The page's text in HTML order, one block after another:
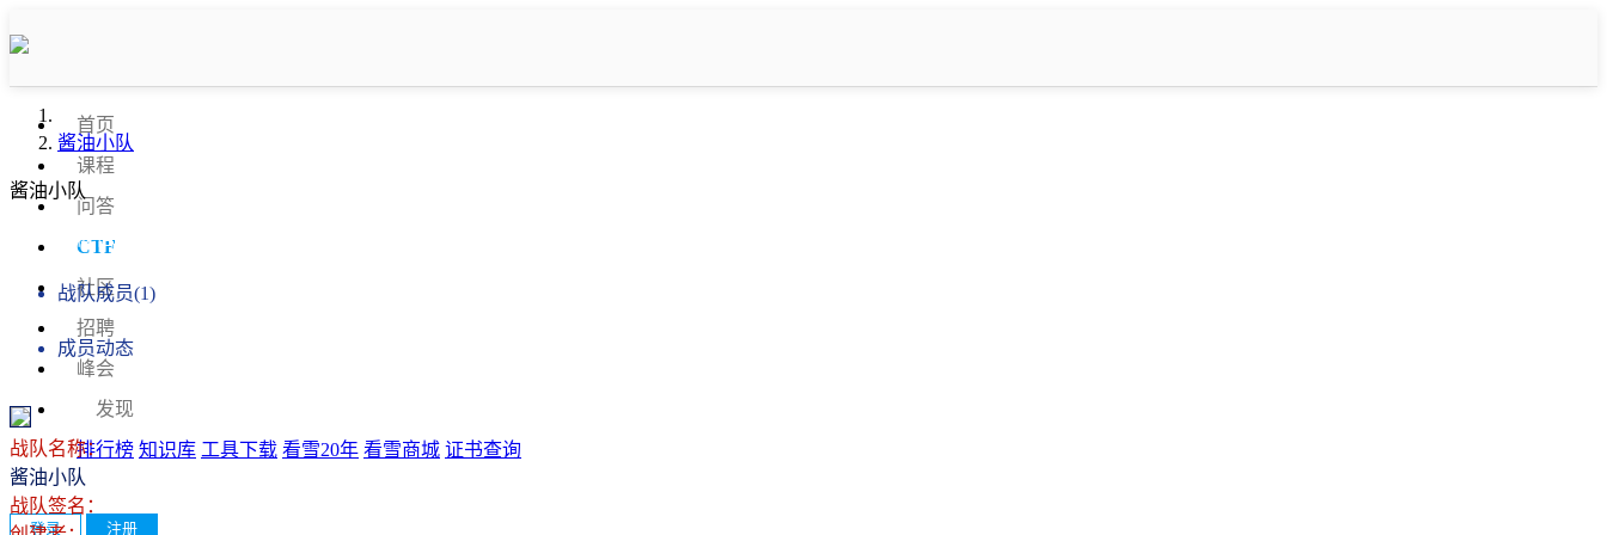
首页
课程
问答
CTF
社区
招聘
峰会
发现
排行榜 知识库 工具下载 看雪20年 看雪商城 证书查询
登录 注册
酱油小队
酱油小队
战队信息
战队成员(1)
成员动态
战队名称：
酱油小队
战队签名：